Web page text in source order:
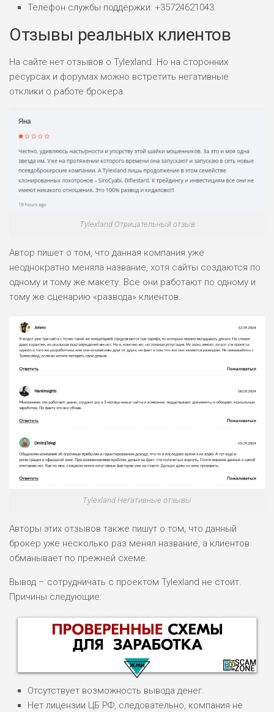
Телефон службы поддержки: +35724621043.
Отзывы реальных клиентов
На сайте нет отзывов о Tylexland. Но на сторонних
ресурсах и форумах можно встретить негативные
отклики о работе брокера.
Tylexland Отрицательный отзыв
Автор пишет о том, что данная компания уже
неоднократно меняла название, хотя сайты создаются по
одному и тому же макету. Все они работают по одному и
тому же сценарию «развода» клиентов.
Tylexland Негативные отзывы
Авторы этих отзывов также пишут о том, что данный
брокер уже несколько раз менял название, а клиентов
обманывает по прежней схеме.
Вывод – сотрудничать с проектом Tylexland не стоит.
Причины следующие:
Отсутствует возможность вывода денег.
Нет лицензии ЦБ РФ, следовательно, компания не